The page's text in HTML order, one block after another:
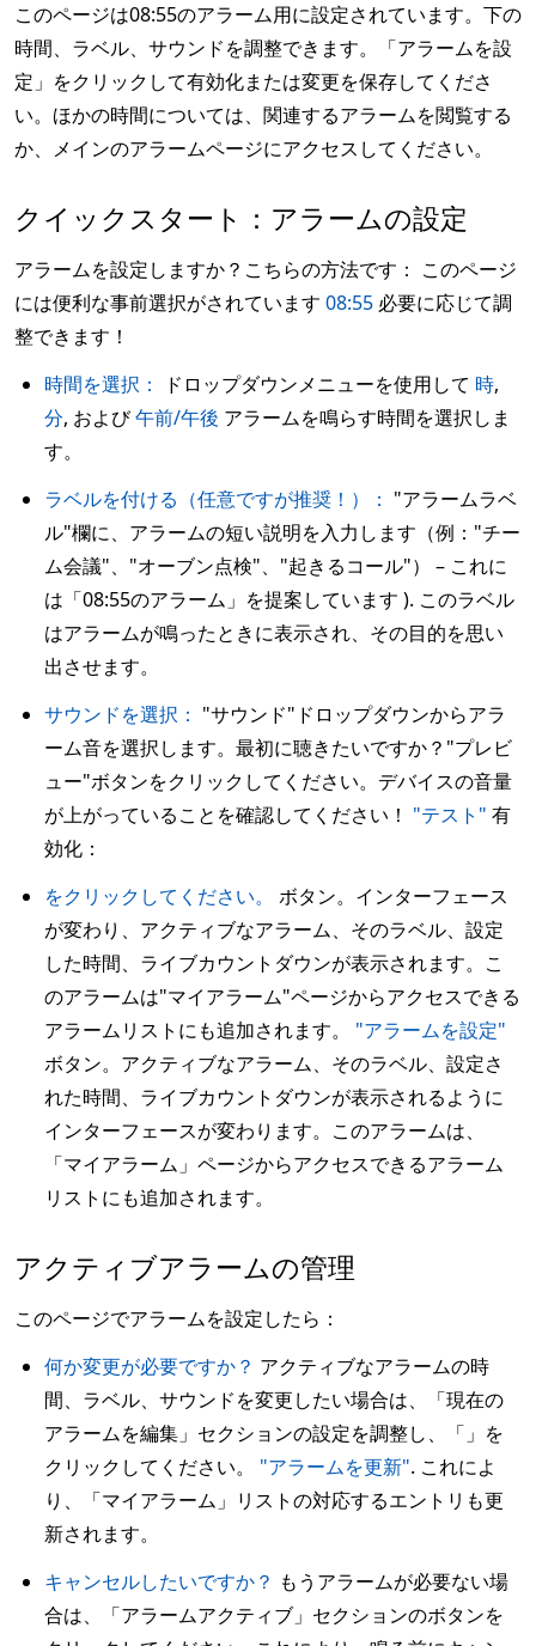
このページは08:55のアラーム用に設定されています。下の
時間、ラベル、サウンドを調整できます。「アラームを設
定」をクリックして有効化または変更を保存してくださ
い。ほかの時間については、関連するアラームを閲覧する
か、メインのアラームページにアクセスしてください。
クイックスタート：アラームの設定
アラームを設定しますか？こちらの方法です： このページ
には便利な事前選択がされています 08:55 必要に応じて調
整できます！
時間を選択：
ドロップダウンメニューを使用して 時,
分, および午前/午後 アラームを鳴らす時間を選択しま
す。
ラベルを付ける（任意ですが推奨！）： "アラームラベ
ル"欄に、アラームの短い説明を入力します（例："チー
ム会議"、"オーブン点検"、"起きるコール"） – これに
は「08:55のアラーム」を提案しています ). このラベル
はアラームが鳴ったときに表示され、その目的を思い
出させます。
サウンドを選択： "サウンド"ドロップダウンからアラ
ーム音を選択します。最初に聴きたいですか？"プレビ
ュー"ボタンをクリックしてください。デバイスの音量
が上がっていることを確認してください！ "テスト" 有
効化：
をクリックしてください。
ボタン。インターフェース
が変わり、アクティブなアラーム、そのラベル、設定
した時間、ライブカウントダウンが表示されます。こ
のアラームは"マイアラーム"ページからアクセスできる
アラームリストにも追加されます。 "アラームを設定"
ボタン。アクティブなアラーム、そのラベル、設定さ
れた時間、ライブカウントダウンが表示されるように
インターフェースが変わります。このアラームは、
「マイアラーム」ページからアクセスできるアラーム
リストにも追加されます。
アクティブアラームの管理
このページでアラームを設定したら：
何か変更が必要ですか？ アクティブなアラームの時
間、ラベル、サウンドを変更したい場合は、「現在の
アラームを編集」セクションの設定を調整し、「」を
クリックしてください。 "アラームを更新". これによ
り、「マイアラーム」リストの対応するエントリも更
新されます。
キャンセルしたいですか？ もうアラームが必要ない場
合は、「アラームアクティブ」セクションのボタンを